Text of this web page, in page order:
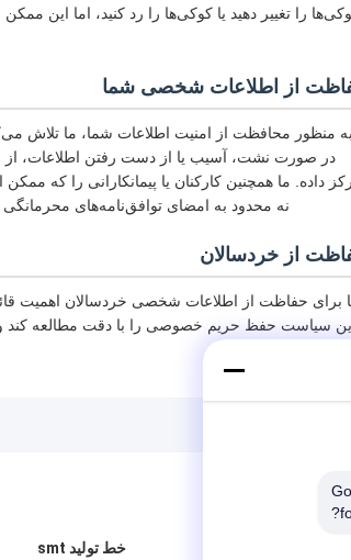
را تغییر دهید یا کوکی‌ها را رد کنید، اما
از اطلاعات شخصی شما
به منظور محافظت از امنیت اطلاعات شما، ما تلاش
داده. ما همچنین کارکنان یا پیمانکارانی را که
نه محدود به امضای توافق‌نامه‌های محرمانگی
از خردسالان
برای حفاظت از اطلاعات شخصی خردسالان اهمیت
سیاست حفظ حریم خصوصی را با دقت مطالعه کند و
خط تولید smt